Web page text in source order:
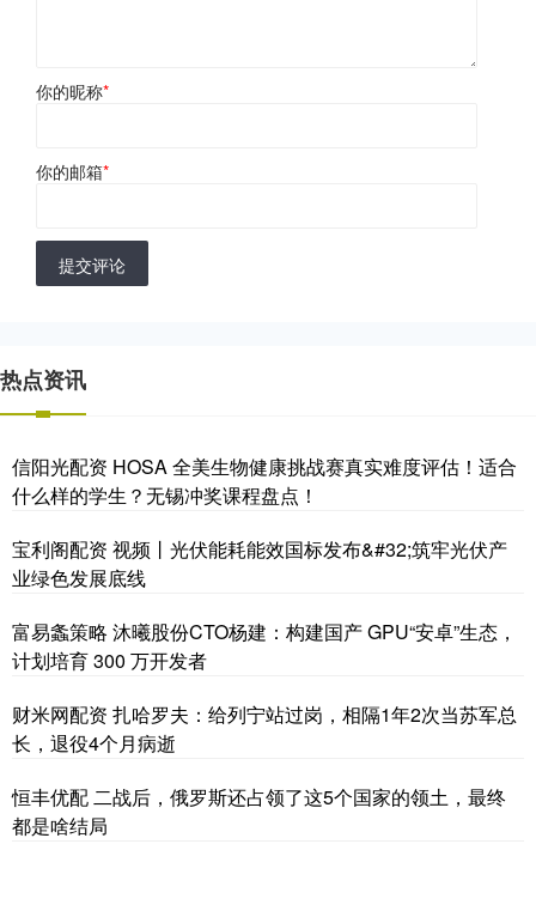
你的昵称*
你的邮箱*
提交评论
热点资讯
信阳光配资 HOSA 全美生物健康挑战赛真实难度评估！适合
什么样的学生？无锡冲奖课程盘点！
宝利阁配资 视频丨光伏能耗能效国标发布&#32;筑牢光伏产
业绿色发展底线
富易螽策略 沐曦股份CTO杨建：构建国产 GPU“安卓”生态，
计划培育 300 万开发者
财米网配资 扎哈罗夫：给列宁站过岗，相隔1年2次当苏军总
长，退役4个月病逝
恒丰优配 二战后，俄罗斯还占领了这5个国家的领土，最终
都是啥结局